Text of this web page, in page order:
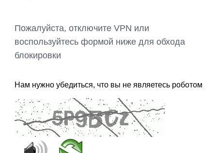
Пожалуйста, отключите VPN или
воспользуйтесь формой ниже для обхода
блокировки
Нам нужно убедиться, что вы не являетесь роботом